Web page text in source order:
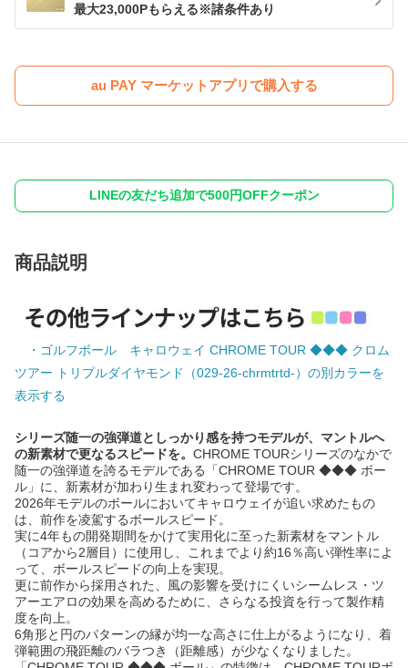
最大23,000Pもらえる※諸条件あり
au PAY マーケットアプリで購入する
LINEの友だち追加で500円OFFクーポン
商品説明
・ゴルフボール キャロウェイ CHROME TOUR ◆◆◆ クロム
ツアー トリプルダイヤモンド（029-26-chrmtrtd-）の別カラーを
表示する
シリーズ随一の強弾道としっかり感を持つモデルが、マントルへ
の新素材で更なるスピードを。 CHROME TOURシリーズのなかで
随一の強弾道を誇るモデルである「CHROME TOUR ◆◆◆ ボー
ル」に、新素材が加わり生まれ変わって登場です。
2026年モデルのボールにおいてキャロウェイが追い求めたもの
は、前作を凌駕するボールスピード。
実に4年もの開発期間をかけて実用化に至った新素材をマントル
（コアから2層目）に使用し、これまでより約16％高い弾性率によ
って、ボールスピードの向上を実現。
更に前作から採用された、風の影響を受けにくいシームレス・ツ
アーエアロの効果を高めるために、さらなる投資を行って製作精
度を向上。
6角形と円のパターンの縁が均一な高さに仕上がるようになり、着
弾範囲の飛距離のバラつき（距離感）が少なくなりました。